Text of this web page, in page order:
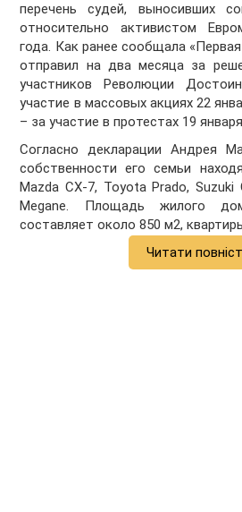
перечень судей, выносивших
относительно активистом
года. Как ранее сообщала
отправил на два месяца за
участников Революции
участие в массовых акциях 22
– за участие в протестах 19
Согласно декларации Андрея
собственности его семьи
Mazda CX-7, Toyota Prado, Suzuki
Megane. Площадь жилого
составляет около 850 м2,
Читати